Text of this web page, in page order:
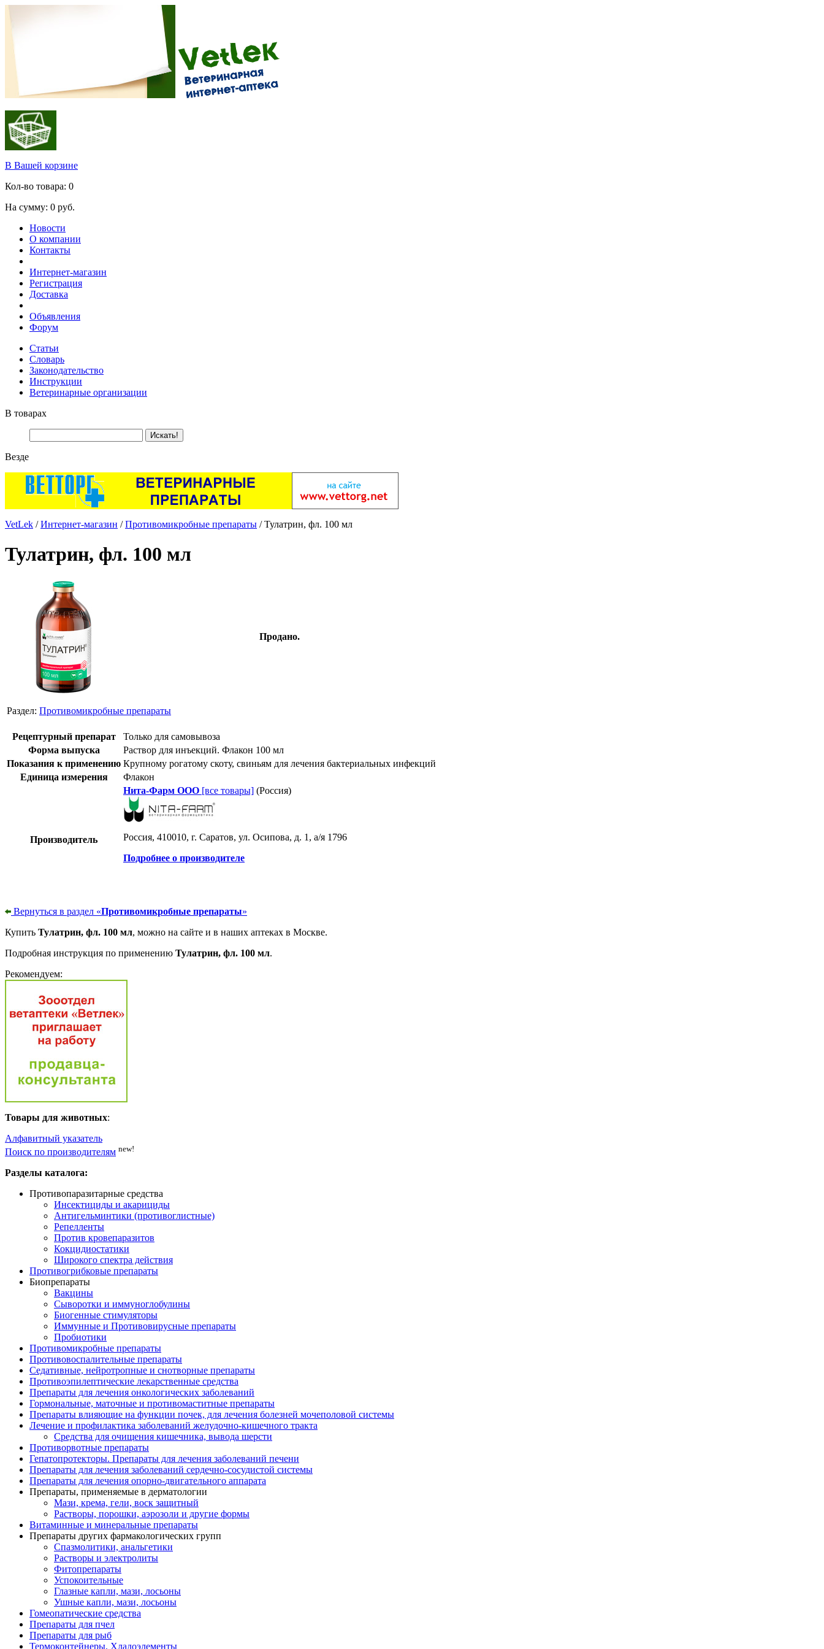
В Вашей корзине
Кол-во товара: 0
На сумму: 0 руб.
Новости
О компании
Контакты
Интернет-магазин
Регистрация
Доставка
Объявления
Форум
Статьи
Словарь
Законодательство
Инструкции
Ветеринарные организации
В товарах
Везде
VetLek /Интернет-магазин /Противомикробные препараты / Тулатрин, фл. 100 мл
Тулатрин, фл. 100 мл
Продано.
Раздел: Противомикробные препараты
Рецептурный препарат
Только для самовывоза
Форма выпуска
Раствор для инъекций. Флакон 100 мл
Показания к применению Крупному рогатому скоту, свиньям для лечения бактериальных инфекций
Единица измерения
Флакон
Производитель
Нита-Фарм ООО [все товары] (Россия)
Россия, 410010, г. Саратов, ул. Осипова, д. 1, а/я 1796
Подробнее о производителе
Вернуться в раздел «Противомикробные препараты»
Купить Тулатрин, фл. 100 мл, можно на сайте и в наших аптеках в Москве.
Подробная инструкция по применению Тулатрин, фл. 100 мл.
Рекомендуем:
Товары для животных:
Алфавитный указатель
Поиск по производителям new!
Разделы каталога:
Противопаразитарные средства
Инсектициды и акарициды
Антигельминтики (противоглистные)
Репелленты
Против кровепаразитов
Кокцидиостатики
Широкого спектра действия
Противогрибковые препараты
Биопрепараты
Вакцины
Сыворотки и иммуноглобулины
Биогенные стимуляторы
Иммунные и Противовирусные препараты
Пробиотики
Противомикробные препараты
Противовоспалительные препараты
Седативные, нейротропные и снотворные препараты
Противоэпилептические лекарственные средства
Препараты для лечения онкологических заболеваний
Гормональные, маточные и противомаститные препараты
Препараты влияющие на функции почек, для лечения болезней мочеполовой системы
Лечение и профилактика заболеваний желудочно-кишечного тракта
Средства для очищения кишечника, вывода шерсти
Противорвотные препараты
Гепатопротекторы. Препараты для лечения заболеваний печени
Препараты для лечения заболеваний сердечно-сосудистой системы
Препараты для лечения опорно-двигательного аппарата
Препараты, применяемые в дерматологии
Мази, крема, гели, воск защитный
Растворы, порошки, аэрозоли и другие формы
Витаминные и минеральные препараты
Препараты других фармакологических групп
Спазмолитики, анальгетики
Растворы и электролиты
Фитопрепараты
Успокоительные
Глазные капли, мази, лосьоны
Ушные капли, мази, лосьоны
Гомеопатические средства
Препараты для пчел
Препараты для рыб
Термоконтейнеры, Хладоэлементы